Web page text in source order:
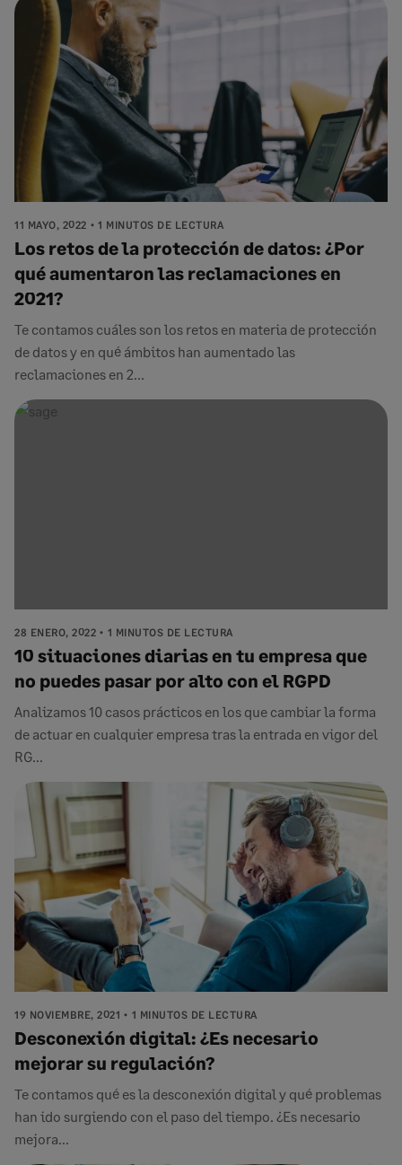
11 MAYO, 2022 1 MINUTOS DE LECTURA
Los retos de la protección de datos: ¿Por
qué aumentaron las reclamaciones en
2021?
Te contamos cuáles son los retos en materia de protección
de datos y en qué ámbitos han aumentado las
reclamaciones en 2...
28 ENERO, 2022 1 MINUTOS DE LECTURA
10 situaciones diarias en tu empresa que
no puedes pasar por alto con el RGPD
Analizamos 10 casos prácticos en los que cambiar la forma
de actuar en cualquier empresa tras la entrada en vigor del
RG...
19 NOVIEMBRE, 2021 1 MINUTOS DE LECTURA
Desconexión digital: ¿Es necesario
mejorar su regulación?
Te contamos qué es la desconexión digital y qué problemas
han ido surgiendo con el paso del tiempo. ¿Es necesario
mejora...